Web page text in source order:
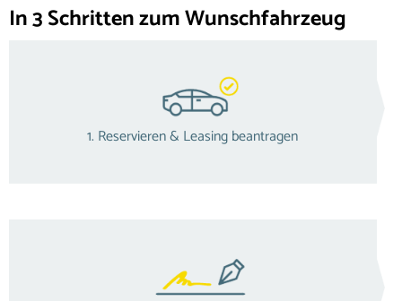
1. Reservieren & Leasing beantragen
In 3 Schritten zum Wunschfahrzeug